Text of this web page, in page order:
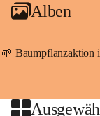
An Samstagen,
persönlichen
Haltestelle
beide Fahrten
Alben
🌱 Baumpflanzaktion